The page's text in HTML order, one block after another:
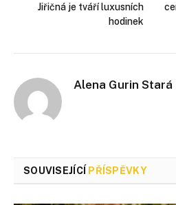
Jiřičná je tváří luxusních
hodinek
Alena Gurin Stará
SOUVISEJÍCÍ PŘÍSPĚVKY